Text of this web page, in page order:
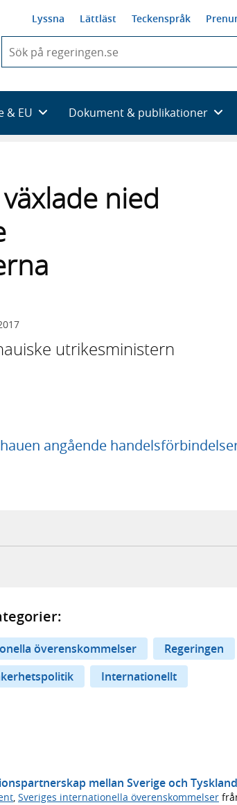
Lyssna Lättläst Teckenspråk
du
skriva
framträder
en
& EU Dokument & publikationer
nied
utrikesministern
angående
flik, extern webbplats,
din e-postklient,
överenskommelser
Regeringen
Internationellt
mellan Sverige och Tyskland
, Sveriges internationella överenskommelser